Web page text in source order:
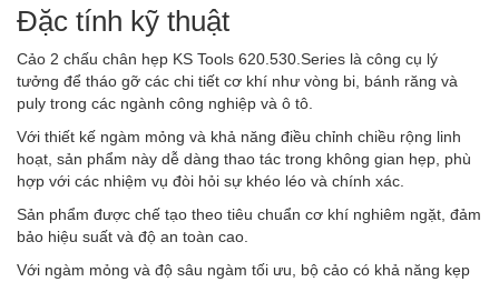
Đặc tính kỹ thuật
Cảo 2 chấu chân hẹp KS Tools 620.530.Series là công cụ lý
tưởng để tháo gỡ các chi tiết cơ khí như vòng bi, bánh răng và
puly trong các ngành công nghiệp và ô tô.
Với thiết kế ngàm mỏng và khả năng điều chỉnh chiều rộng linh
hoạt, sản phẩm này dễ dàng thao tác trong không gian hẹp, phù
hợp với các nhiệm vụ đòi hỏi sự khéo léo và chính xác.
Sản phẩm được chế tạo theo tiêu chuẩn cơ khí nghiêm ngặt, đảm
bảo hiệu suất và độ an toàn cao.
Với ngàm mỏng và độ sâu ngàm tối ưu, bộ cảo có khả năng kẹp